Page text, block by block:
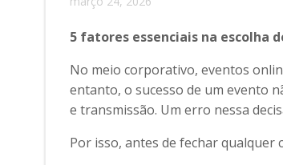
5 fatores essenciais na escolha
No meio corporativo, eventos
entanto, o sucesso de um evento
e transmissão. Um erro nessa
Por isso, antes de fechar qualquer